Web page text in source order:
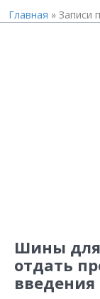
Главная » Записи
Шины для
отдать